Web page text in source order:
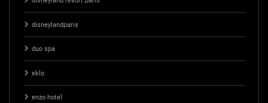
disneylandparis
duo spa
eklo
enzo hotel